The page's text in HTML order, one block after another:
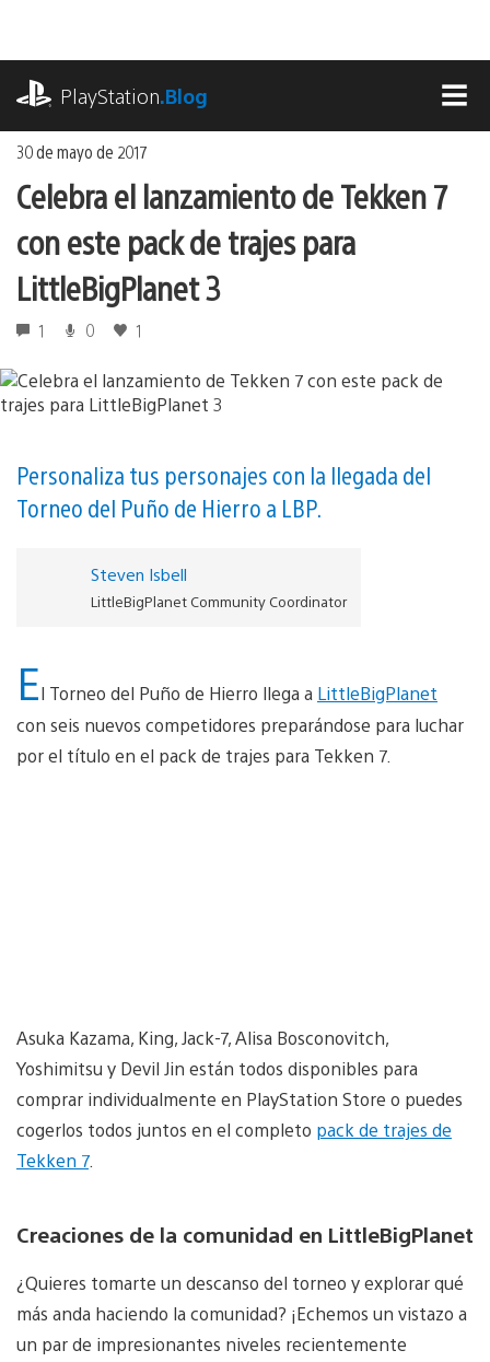
contenido
PlayStation.Blog
30 de mayo de 2017
Celebra el lanzamiento de Tekken 7
con este pack de trajes para
LittleBigPlanet 3
1 0 1
Personaliza tus personajes con la llegada del
Torneo del Puño de Hierro a LBP.
Steven Isbell
LittleBigPlanet Community Coordinator
El Torneo del Puño de Hierro llega a LittleBigPlanet
con seis nuevos competidores preparándose para luchar
por el título en el pack de trajes para Tekken 7.
Asuka Kazama, King, Jack-7, Alisa Bosconovitch,
Yoshimitsu y Devil Jin están todos disponibles para
comprar individualmente en PlayStation Store o puedes
cogerlos todos juntos en el completo pack de trajes de
Tekken 7.
Creaciones de la comunidad en LittleBigPlanet
¿Quieres tomarte un descanso del torneo y explorar qué
más anda haciendo la comunidad? ¡Echemos un vistazo a
un par de impresionantes niveles recientemente